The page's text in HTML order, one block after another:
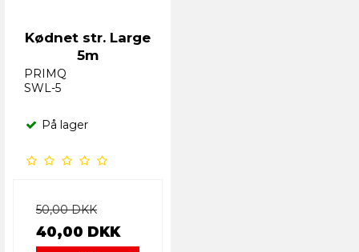
Kødnet str. Large
5m
PRIMQ
SWL-5
På lager
50,00 DKK
40,00 DKK